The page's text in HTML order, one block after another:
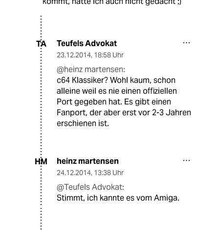
TA Teufels Advokat
23.12.2014, 18:58 Uhr
@heinz martensen:
c64 Klassiker? Wohl kaum, schon
alleine weil es nie einen offiziellen
Port gegeben hat. Es gibt einen
Fanport, der aber erst vor 2-3 Jahren
erschienen ist.
HM heinz martensen
24.12.2014, 13:38 Uhr
@Teufels Advokat:
Stimmt, ich kannte es vom Amiga.